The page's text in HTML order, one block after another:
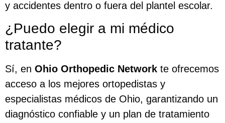
y accidentes dentro o fuera del plantel escolar.
¿Puedo elegir a mi médico
tratante?
Sí, en Ohio Orthopedic Network te ofrecemos
acceso a los mejores ortopedistas y
especialistas médicos de Ohio, garantizando un
diagnóstico confiable y un plan de tratamiento